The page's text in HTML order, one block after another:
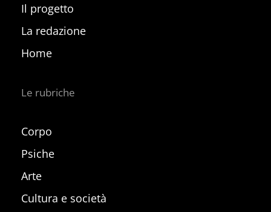
Il progetto
La redazione
Home
Le rubriche
Corpo
Psiche
Arte
Cultura e società